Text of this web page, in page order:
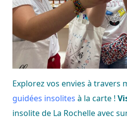
Explorez vos envies à travers
guidées insolites à la carte !
insolite de La Rochelle avec